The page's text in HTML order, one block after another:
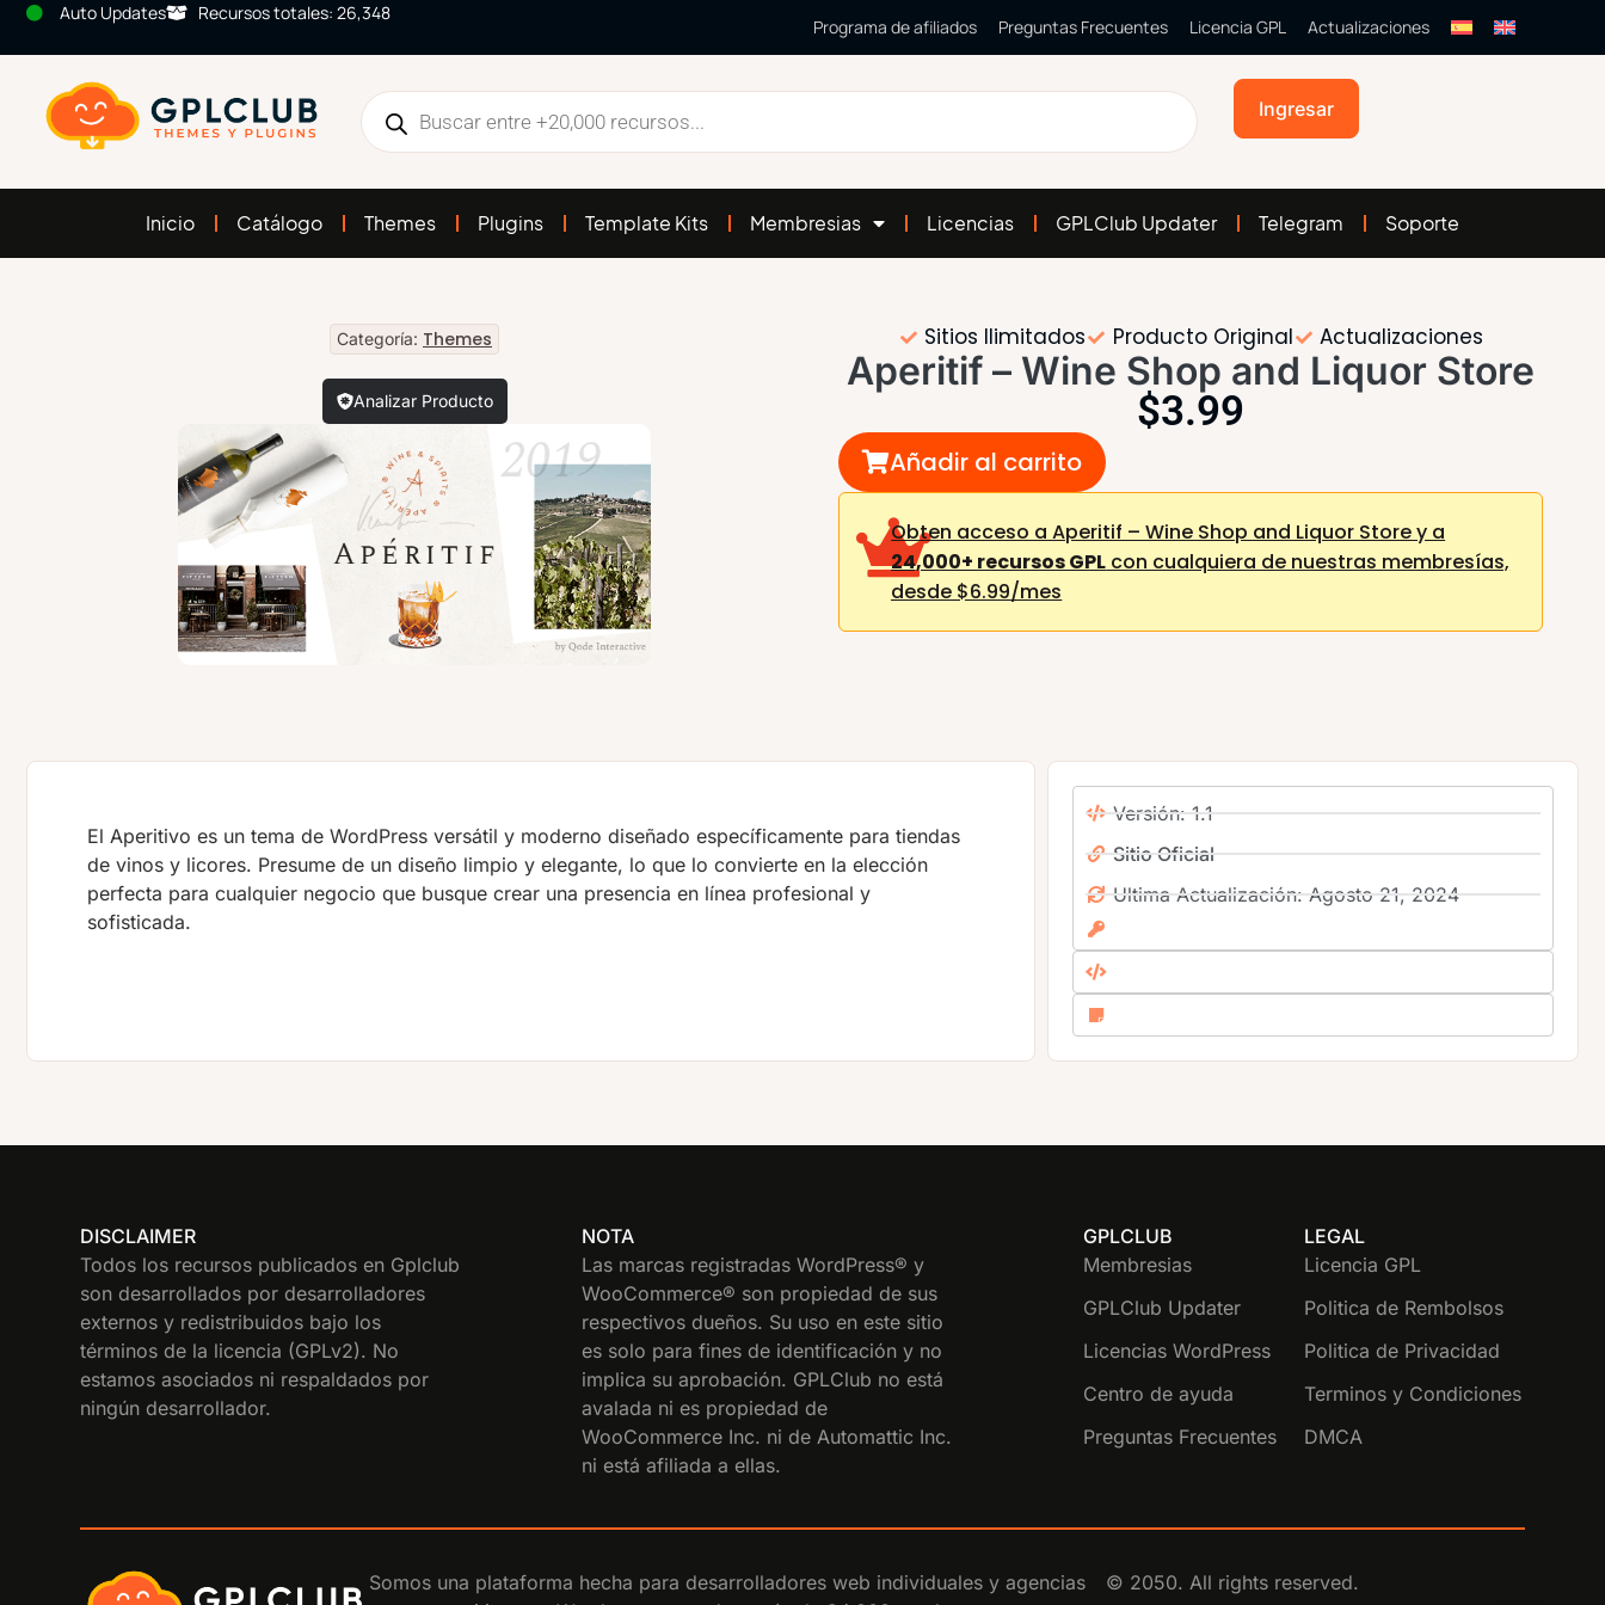
Auto Updates Recursos totales: 26,348
Programa de afiliados Preguntas Frecuentes Licencia GPL Actualizaciones
Ingresar
Inicio Catálogo Themes Plugins Template Kits Membresias Licencias GPLClub Updater Telegram Soporte
Categoría: Themes
Analizar Producto
Sitios Ilimitados Producto Original Actualizaciones
Aperitif – Wine Shop and Liquor Store
$3.99
Añadir al carrito
Obten acceso a Aperitif – Wine Shop and Liquor Store y a
24,000+ recursos GPL con cualquiera de nuestras membresías,
desde $6.99/mes
El Aperitivo es un tema de WordPress versátil y moderno diseñado específicamente para tiendas
de vinos y licores. Presume de un diseño limpio y elegante, lo que lo convierte en la elección
perfecta para cualquier negocio que busque crear una presencia en línea profesional y
sofisticada.
Versión: 1.1
Sitio Oficial
Ultima Actualización: Agosto 21, 2024
DISCLAIMER
Todos los recursos publicados en Gplclub
son desarrollados por desarrolladores
externos y redistribuidos bajo los
términos de la licencia (GPLv2). No
estamos asociados ni respaldados por
ningún desarrollador.
NOTA
Las marcas registradas WordPress® y
WooCommerce® son propiedad de sus
respectivos dueños. Su uso en este sitio
es solo para fines de identificación y no
implica su aprobación. GPLClub no está
avalada ni es propiedad de
WooCommerce Inc. ni de Automattic Inc.
ni está afiliada a ellas.
GPLCLUB
Membresias
GPLClub Updater
Licencias WordPress
Centro de ayuda
Preguntas Frecuentes
LEGAL
Licencia GPL
Politica de Rembolsos
Politica de Privacidad
Terminos y Condiciones
DMCA
Somos una plataforma hecha para desarrolladores web individuales y agencias
© 2050. All rights reserved.